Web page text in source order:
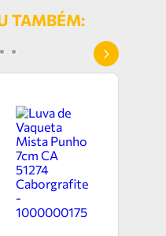
TAMBÉM: